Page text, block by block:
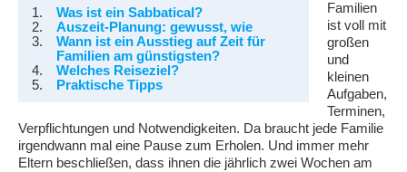
Was ist ein Sabbatical?
Auszeit-Planung: gewusst, wie
Wann ist ein Ausstieg auf Zeit für
Familien am günstigsten?
Welches Reiseziel?
Praktische Tipps
Familien
ist voll mit
großen
und
kleinen
Aufgaben,
Terminen,
Verpflichtungen und Notwendigkeiten. Da braucht jede Familie
irgendwann mal eine Pause zum Erholen. Und immer mehr
Eltern beschließen, dass ihnen die jährlich zwei Wochen am